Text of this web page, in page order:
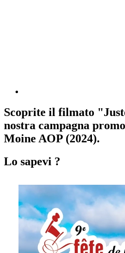
Scoprite il filmato
nostra campagna
Moine AOP (2024).
Lo sapevi ?